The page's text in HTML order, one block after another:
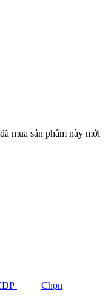
mua sản phẩm này mới
Chọn